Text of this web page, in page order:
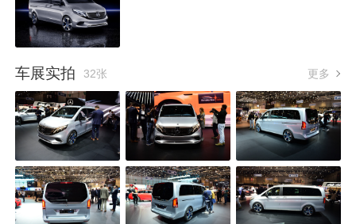
车展实拍 32张 更多